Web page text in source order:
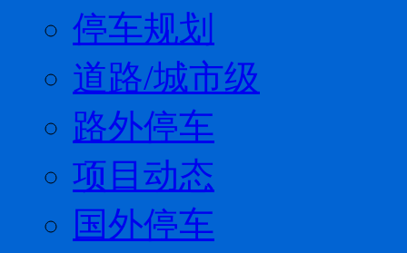
停车规划
道路/城市级
路外停车
项目动态
国外停车